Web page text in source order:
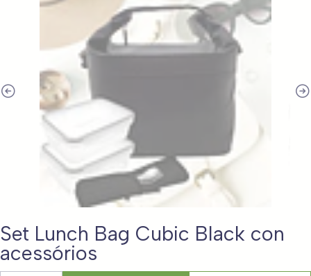
Set Lunch Bag Cubic Black con
acessórios